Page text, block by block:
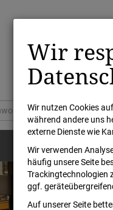
Wir
Wir nutzen Cookies
während andere uns
externe Dienste wie
Wir verwenden
häufig unsere Seite
Trackingtechnologien
ggf.
Auf unserer Seite
Lesesommer